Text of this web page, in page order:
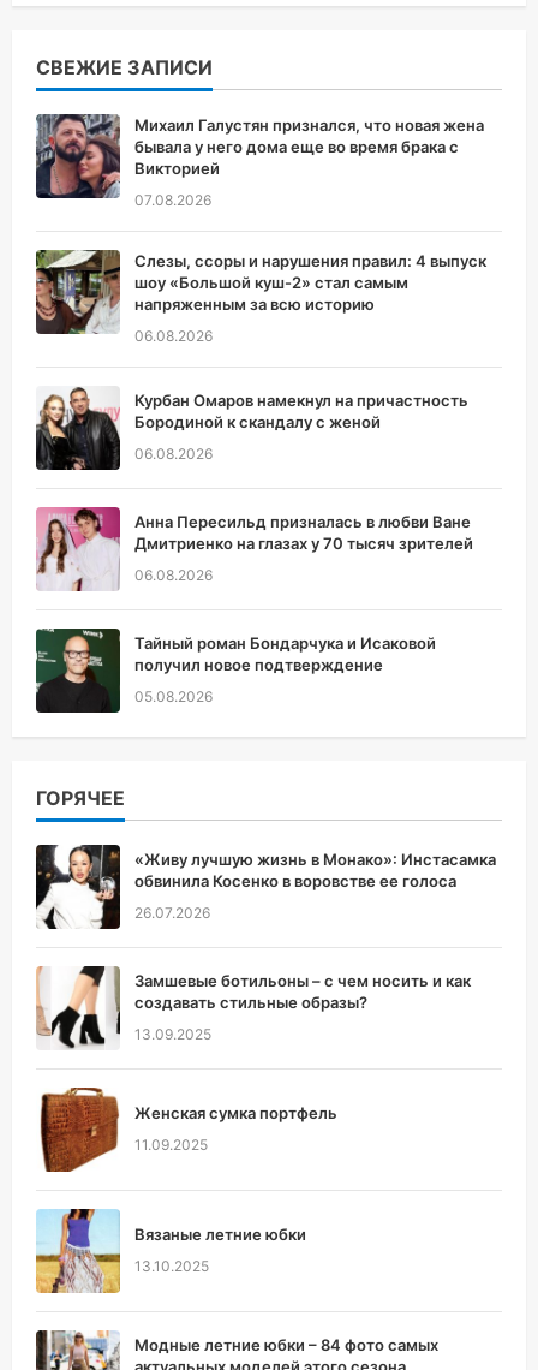
СВЕЖИЕ ЗАПИСИ
Михаил Галустян признался, что новая жена
бывала у него дома еще во время брака с
Викторией
07.08.2026
Слезы, ссоры и нарушения правил: 4 выпуск
шоу «Большой куш-2» стал самым
напряженным за всю историю
06.08.2026
Курбан Омаров намекнул на причастность
Бородиной к скандалу с женой
06.08.2026
Анна Пересильд призналась в любви Ване
Дмитриенко на глазах у 70 тысяч зрителей
06.08.2026
Тайный роман Бондарчука и Исаковой
получил новое подтверждение
05.08.2026
ГОРЯЧЕЕ
«Живу лучшую жизнь в Монако»: Инстасамка
обвинила Косенко в воровстве ее голоса
26.07.2026
Замшевые ботильоны – с чем носить и как
создавать стильные образы?
13.09.2025
Женская сумка портфель
11.09.2025
Вязаные летние юбки
13.10.2025
Модные летние юбки – 84 фото самых